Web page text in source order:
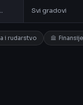
i rudarstvo